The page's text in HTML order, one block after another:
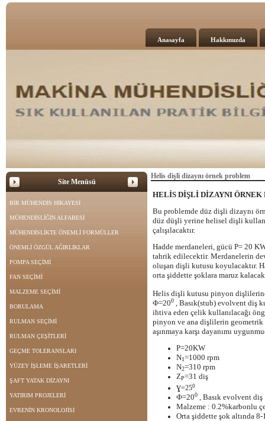
Anasayfa Hakkımızda
Site Menüsü
BİR MÜHENDİS HİKAYESİ
MÜHENDİSLİĞİN ALFABESİ
MÜHENDİSLİKTE ÖNEMLİ FORMÜLLER
ÖNEMLİ ÖZGÜL AĞIRLIKLAR
POMPA SEÇİMİ
FAN SEÇİMİ
MALZEME SEÇİMİ
BORULAMA
RULMAN SEÇİMİ
RULMAN ÇEŞİTLERİ
GEÇME TOLERANSLARI
YÜZEY İŞLEME İŞARETLERİ
ŞAFT YATAK DİZAYNI
YATIRIM PROJELERİ
EVRENİN KRONOLOJİSİ
Helis dişli dizaynı örnek problem
HELİS DİŞLİ DİZAYNI ÖRNEK
Bu problemde düz dişli dizaynı
düz düşli yerine helisel dişli
çalışılacaktır.
Hadde merdaneleri, gücü P= 20
tahrik edilecektir. Merdanelerin
oluşan dişli kutusu koyulacaktır.
orta şiddette şoklara maruz
Helis dişli kutusu pinyon
Ф=200 , Basık(stub) evolvent diş
ihtiva eden çelik kullanılacağı
pinyon ve ana dişlilerin geometrik
aşınmaya karşı dayanımı
P=20KW
N1=1000 rpm
N2=310 rpm
ZP=31 diş
ɣ=250
Ф=200 , Basık evolvent diş
Malzeme : 0.2%karbonlu
Orta şiddette şok altında 8-